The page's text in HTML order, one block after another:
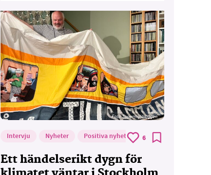
Foto: Supermijöbloggen
Intervju Nyheter Positiva nyheter 6
Ett händelserikt dygn för